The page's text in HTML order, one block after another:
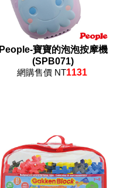
People-寶寶的泡泡按摩機
(SPB071)
網購售價 NT1131